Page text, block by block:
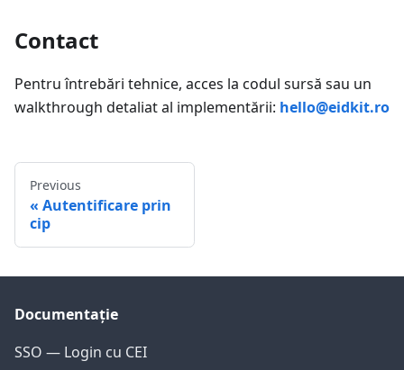
Contact
Pentru întrebări tehnice, acces la codul sursă sau un
walkthrough detaliat al implementării: hello@eidkit.ro
Previous
Autentificare prin
cip
Documentație
SSO — Login cu CEI